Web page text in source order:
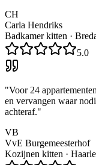
CH
Carla Hendriks
Badkamer kitten ·
5.0
"Voor 24
en vervangen waar
achteraf."
VB
VvE Burgemeesterhof
Kozijnen kitten ·